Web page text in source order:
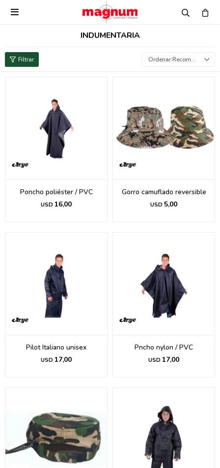

INDUMENTARIA
Recomendados
Poncho poliéster / PVC
USD 16,00
Gorro camuflado reversible
USD 5,00
Pilot Italiano unisex
USD 17,00
Pncho nylon / PVC
USD 17,00